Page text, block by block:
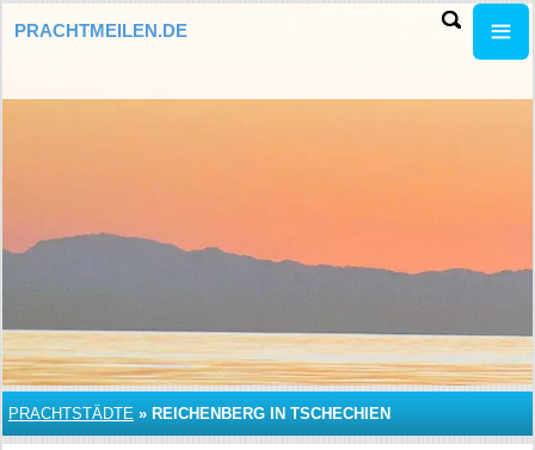
PRACHTMEILEN.DE
PRACHTSTÄDTE » REICHENBERG IN TSCHECHIEN